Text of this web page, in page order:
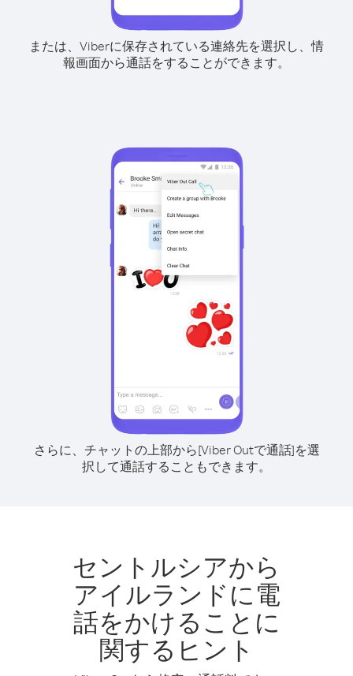
または、Viberに保存されている連絡先を選択し、情
報画面から通話をすることができます。
さらに、チャットの上部から[Viber Outで通話]を選
択して通話することもできます。
セントルシアから
アイルランドに電
話をかけることに
関するヒント